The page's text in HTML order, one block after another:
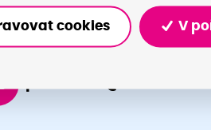
cookies V